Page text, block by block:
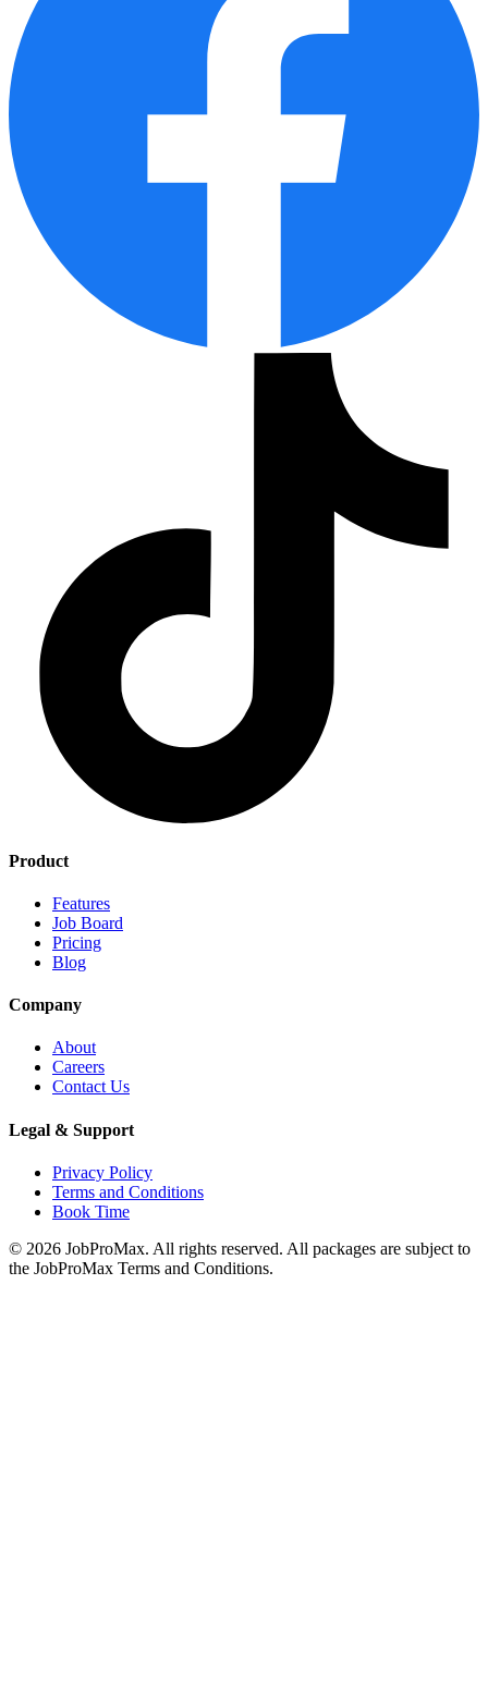
Product
Features
Job Board
Pricing
Blog
Company
About
Careers
Contact Us
Legal & Support
Privacy Policy
Terms and Conditions
Book Time
© 2026 JobProMax. All rights reserved. All packages are subject to
the JobProMax Terms and Conditions.